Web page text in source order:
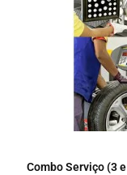
Combo Serviço (3